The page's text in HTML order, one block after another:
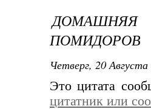
ПОМИДОРОВ
Четверг, 20
Это цитата
цитатник или